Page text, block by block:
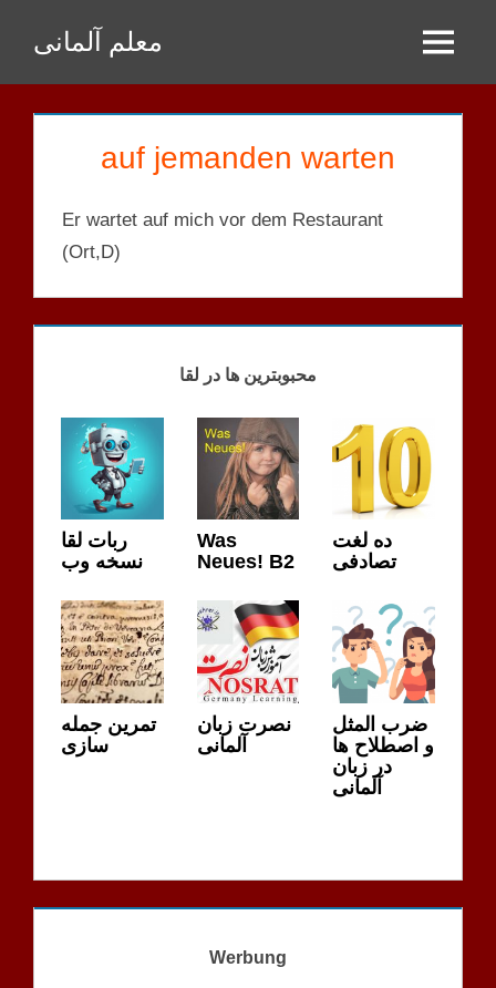
Inhalt
springen
معلم آلمانی Menu
auf jemanden warten
Er wartet auf mich vor dem Restaurant
(Ort,D)
محبوبترین ها در لقا
ربات لقا
نسخه وب
Was
Neues! B2
ده لغت
تصادفی
تمرین جمله
سازی
نصرت زبان
آلمانی
ضرب المثل
و اصطلاح ها
در زبان
آلمانی
Werbung